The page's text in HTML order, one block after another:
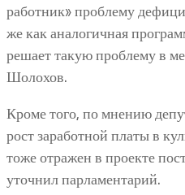
работник» проблему
же как аналогичная
решает такую проблему в
Шолохов.
Кроме того, по мнению
рост заработной платы в
тоже отражен в проекте
уточнил парламентарий.